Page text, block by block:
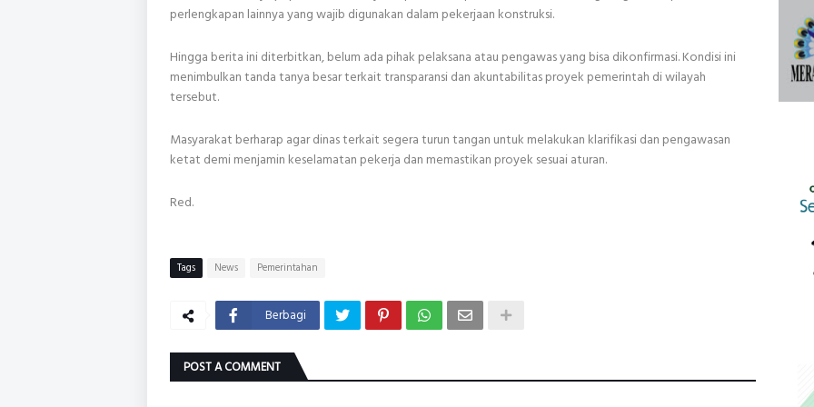
perlengkapan lainnya yang wajib digunakan dalam pekerjaan konstruksi.
Hingga berita ini diterbitkan, belum ada pihak pelaksana atau pengawas yang bisa dikonfirmasi. Kondisi ini
menimbulkan tanda tanya besar terkait transparansi dan akuntabilitas proyek pemerintah di wilayah
tersebut.
Masyarakat berharap agar dinas terkait segera turun tangan untuk melakukan klarifikasi dan pengawasan
ketat demi menjamin keselamatan pekerja dan memastikan proyek sesuai aturan.
Red.
Tags News Pemerintahan
Berbagi
POST A COMMENT